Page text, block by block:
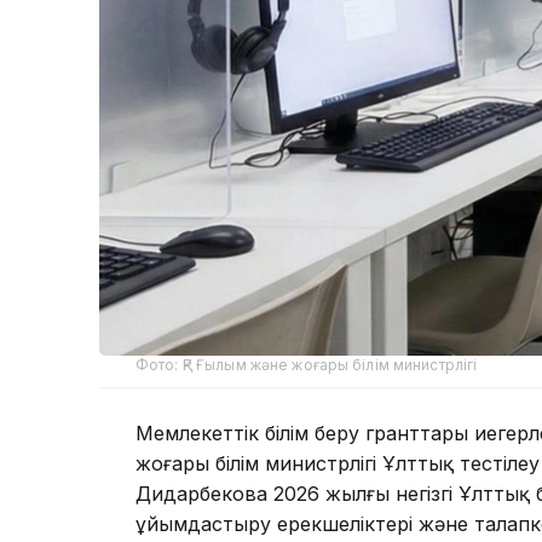
Фото: ҚР Ғылым және жоғары білім министрлігі
Мемлекеттік білім беру гранттары
жоғары білім министрлігі Ұлттық
Дидарбекова 2026 жылғы негізгі Ұлттық
ұйымдастыру ерекшеліктері және